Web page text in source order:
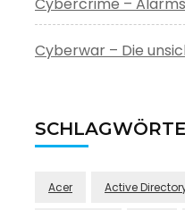
Cyberwar – Die
Acer Active